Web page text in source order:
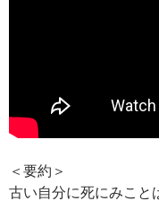
＜要約＞
古い自分に死にみこと